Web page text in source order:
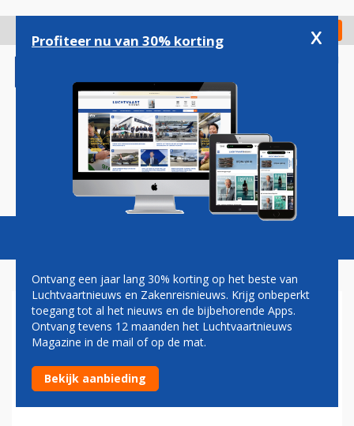
gaan
Check in
Magazine Podcasts Vacatures
PROVIDENCE
Condor Airlines van Frankfurt naar Austin in Texas
19-07-2015 - 22:07
Profiteer nu van 30% korting x
Ontvang een jaar lang 30% korting op het beste van
Luchtvaartnieuws en Zakenreisnieuws. Krijg onbeperkt
toegang tot al het nieuws en de bijbehorende Apps.
Ontvang tevens 12 maanden het Luchtvaartnieuws
Magazine in de mail of op de mat.
Bekijk aanbieding